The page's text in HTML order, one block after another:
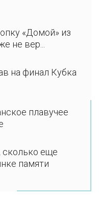
«Домой» из
не вер...
на финал Кубка
плавучее
сколько еще
памяти